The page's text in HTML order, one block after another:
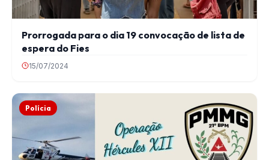
Prorrogada para o dia 19 convocação de lista de
espera do Fies
15/07/2024
Polícia